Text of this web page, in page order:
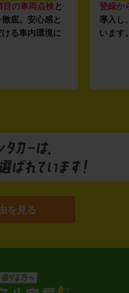
目の車両点検と
徹底。安心感と
る車内環境に
登録か
導入し
います
を見る